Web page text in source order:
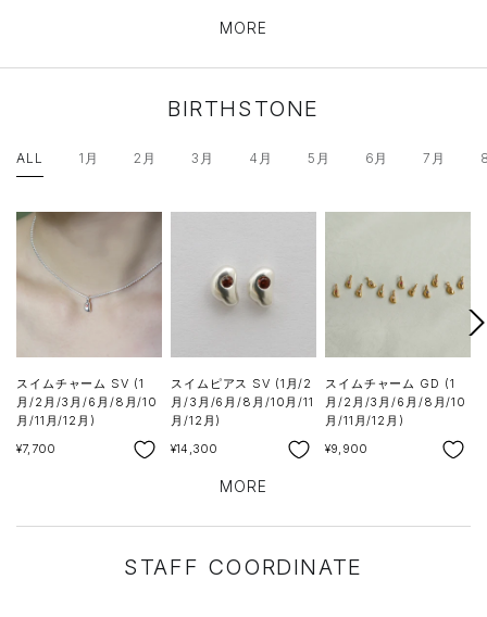
MORE
BIRTHSTONE
ALL 1月 2月 3月 4月 5月 6月 7月
スイムチャーム SV (1
月/2月/3月/6月/8月/10
月/11月/12月)
SALE
¥7,700
スイムピアス SV (1月/2
月/3月/6月/8月/10月/11
月/12月)
SALE
¥14,300
スイムチャーム GD (1
月/2月/3月/6月/8月/10
月/11月/12月)
SALE
¥9,900
次
MORE
STAFF COORDINATE